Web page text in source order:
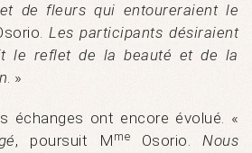
de fleurs qui entoureraient le
Les participants désiraient
le reflet de la beauté et de la
. »
échanges ont encore évolué. «
, poursuit M me Osorio.Nous